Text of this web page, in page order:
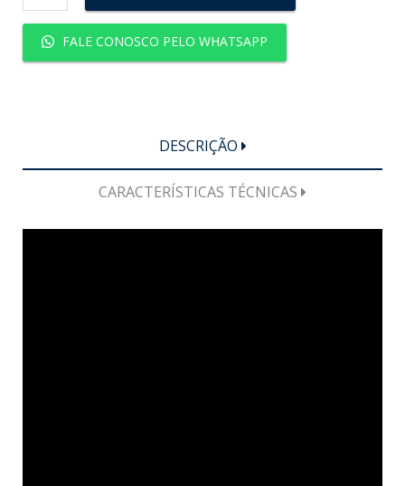
FALE CONOSCO PELO WHATSAPP
DESCRIÇÃO
CARACTERÍSTICAS TÉCNICAS